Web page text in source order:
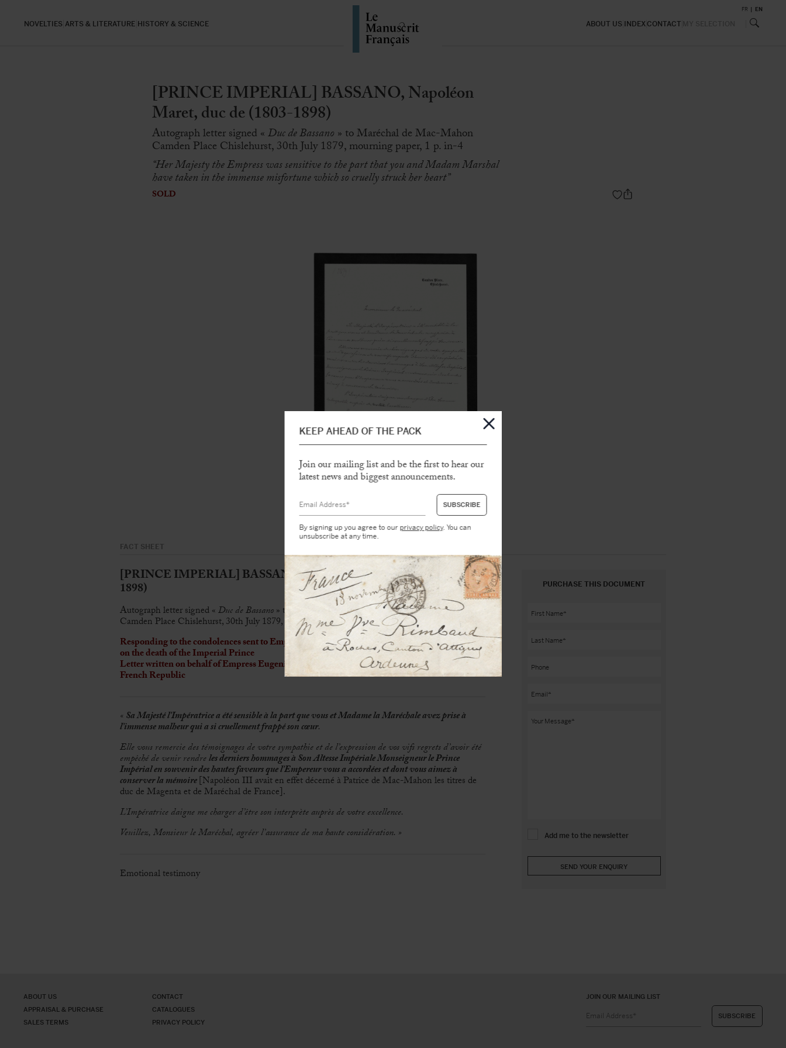
NOVELTIES ARTS & LITERATURE HISTORY & SCIENCE ABOUT US INDEXCONTACT
FR EN
[PRINCE IMPERIAL] BASSANO, Napoléon
Maret, duc de (1803-1898)
Autograph letter signed «Duc de Bassano » to Maréchal de Mac-Mahon
Camden Place Chislehurst, 30th July 1879, mourning paper, 1 p. in-4
“Her Majesty the Empress was sensitive to the part that you and Madam Marshal
have taken in the immense misfortune which so cruelly struck her heart”
SOLD
FACT SHEET
[PRINCE IMPERIAL] BASSANO, Napoléon Maret, duc de (1803-
1898)
Autograph letter signed «Duc de Bassano» to Maréchal de Mac-Mahon
Camden Place Chislehurst, 30th July 1879, mourning paper, 1 p. in-4
Responding to the condolences sent to Empress Eugenie by Marshal Mac-Mahon and his wife
on the death of the Imperial Prince
Letter written on behalf of Empress Eugenie to the man who was shortly before President of the
French Republic
«Sa Majesté l’Impératrice a été sensible à la part que vous et Madame la Maréchale avez prise à
l’immense malheur qui a si cruellement frappé son cœur.
Elle vous remercie des témoignages de votre sympathie et de l’expression de vos vifs regrets d’avoir été
empêché de venir rendreles derniers hommages à Son Altesse Impériale Monseigneur le Prince
Impérial en souvenir des hautes faveurs que l’Empereur vous a accordées et dont vous aimez à
conserver la mémoire[Napoléon III avait en effet décerné à Patrice de Mac-Mahon les titres de
duc de Magenta et de Maréchal de France].
L’Impératrice daigne me charger d’être son interprète auprès de votre excellence.
Veuillez, Monsieur le Maréchal, agréer l’assurance de ma haute considération. »
Emotional testimony
PURCHASE THIS DOCUMENT
Add me to the newsletter
ABOUT US
APPRAISAL & PURCHASE
SALES TERMS
CONTACT
CATALOGUES
PRIVACY POLICY
JOIN OUR MAILING LIST
KEEP AHEAD OF THE PACK
Join our mailing list and be the first to hear our
latest news and biggest announcements.
By signing up you agree to ourprivacy policy. You can
unsubscribe at any time.